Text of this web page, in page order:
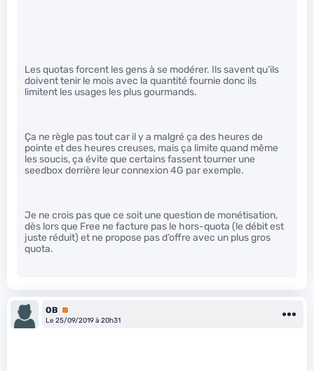
Les quotas forcent les gens à se modérer. Ils savent qu’ils
doivent tenir le mois avec la quantité fournie donc ils
limitent les usages les plus gourmands.
Ça ne règle pas tout car il y a malgré ça des heures de
pointe et des heures creuses, mais ça limite quand même
les soucis, ça évite que certains fassent tourner une
seedbox derrière leur connexion 4G par exemple.
Je ne crois pas que ce soit une question de monétisation,
dès lors que Free ne facture pas le hors-quota (le débit est
juste réduit) et ne propose pas d’offre avec un plus gros
quota.
OB Premium
Le 25/09/2019 à 20h31